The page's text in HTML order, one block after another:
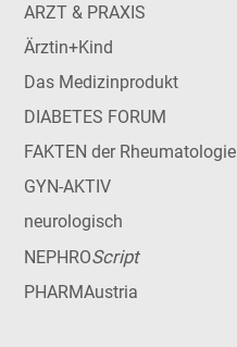
ARZT & PRAXIS
Ärztin+Kind
Das Medizinprodukt
DIABETES FORUM
FAKTEN der Rheumatologie
GYN-AKTIV
neurologisch
NEPHROScript
PHARMAustria